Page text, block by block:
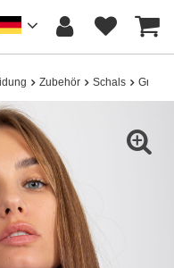
Zubehör Schals